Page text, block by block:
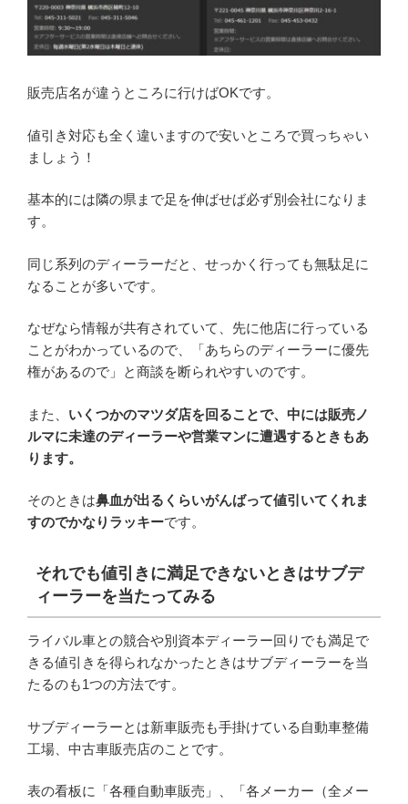
販売店名が違うところに行けばOKです。
値引き対応も全く違いますので安いところで買っちゃい
ましょう！
基本的には隣の県まで足を伸ばせば必ず別会社になりま
す。
同じ系列のディーラーだと、せっかく行っても無駄足に
なることが多いです。
なぜなら情報が共有されていて、先に他店に行っている
ことがわかっているので、「あちらのディーラーに優先
権があるので」と商談を断られやすいのです。
また、 いくつかのマツダ店を回ることで、中には販売ノ
ルマに未達のディーラーや営業マンに遭遇するときもあ
ります。
そのときは鼻血が出るくらいがんばって値引いてくれま
すのでかなりラッキーです。
それでも値引きに満足できないときはサブデ
ィーラーを当たってみる
ライバル車との競合や別資本ディーラー回りでも満足で
きる値引きを得られなかったときはサブディーラーを当
たるのも1つの方法です。
サブディーラーとは新車販売も手掛けている自動車整備
工場、中古車販売店のことです。
表の看板に「各種自動車販売」、「各メーカー（全メー